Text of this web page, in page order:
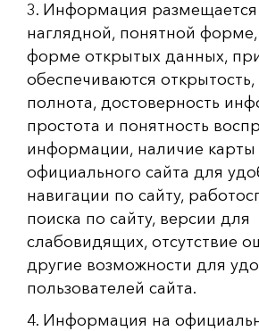
3. Информация размещается
наглядной, понятной
форме открытых данных,
обеспечиваются открытость,
полнота, достоверность
простота и понятность
информации, наличие карты
официального сайта для
навигации по сайту,
поиска по сайту, версии для
слабовидящих, отсутствие
другие возможности для
пользователей сайта.
4. Информация на